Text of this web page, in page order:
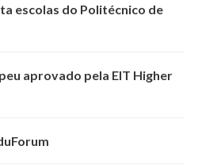
escolas do Politécnico de
aprovado pela EIT Higher